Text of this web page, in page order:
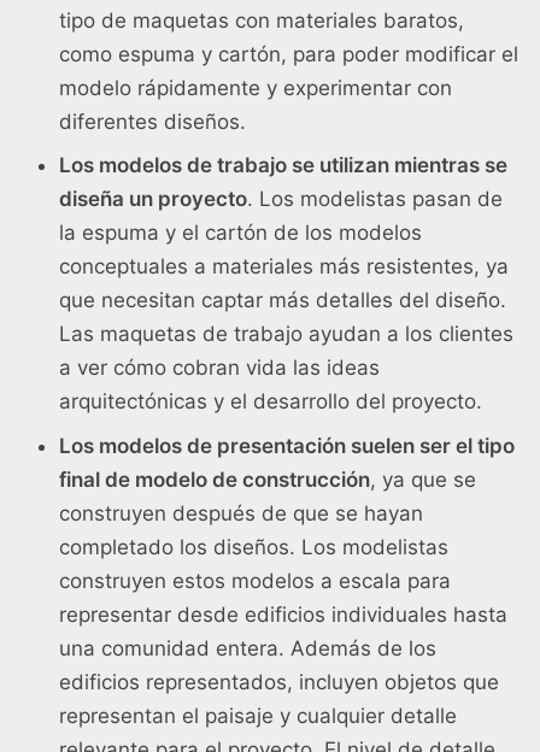
tipo de maquetas con materiales baratos,
como espuma y cartón, para poder modificar el
modelo rápidamente y experimentar con
diferentes diseños.
Los modelos de trabajo se utilizan mientras se
diseña un proyecto. Los modelistas pasan de
la espuma y el cartón de los modelos
conceptuales a materiales más resistentes, ya
que necesitan captar más detalles del diseño.
Las maquetas de trabajo ayudan a los clientes
a ver cómo cobran vida las ideas
arquitectónicas y el desarrollo del proyecto.
Los modelos de presentación suelen ser el tipo
final de modelo de construcción, ya que se
construyen después de que se hayan
completado los diseños. Los modelistas
construyen estos modelos a escala para
representar desde edificios individuales hasta
una comunidad entera. Además de los
edificios representados, incluyen objetos que
representan el paisaje y cualquier detalle